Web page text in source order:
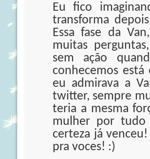
Eu fico
transforma
Essa fase da
muitas
sem ação
conhecemos
eu admirava a
twitter, sempre
teria a mesma
mulher por
certeza já
pra voces! :)